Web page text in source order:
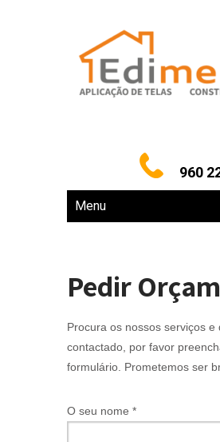
960
Menu
Pedir
Procura os nossos serviços e
contactado, por favor
formulário. Prometemos ser
O seu nome *